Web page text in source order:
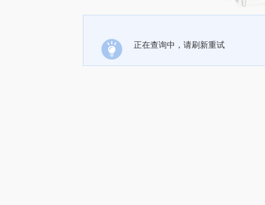
正在查询中，请刷新重试